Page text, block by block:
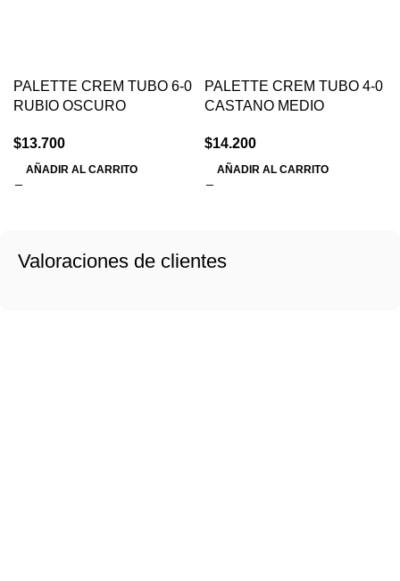
PALETTE CREM TUBO 6-0
RUBIO OSCURO
$13.700
AÑADIR AL CARRITO
PALETTE CREM TUBO 4-0
CASTANO MEDIO
$14.200
AÑADIR AL CARRITO
Valoraciones de clientes